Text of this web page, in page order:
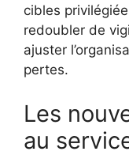
cibles
redoubler de
ajuster
pertes.
Les
au